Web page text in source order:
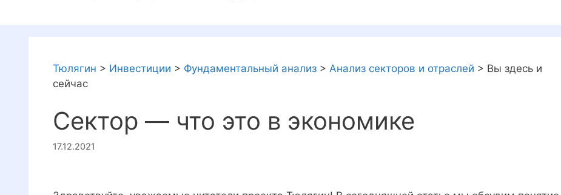
Тюлягин > Инвестиции > Фундаментальный анализ > Анализ секторов и отраслей > Вы здесь и
сейчас
Сектор — что это в экономике
17.12.2021